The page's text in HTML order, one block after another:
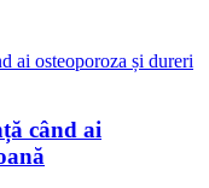
când ai